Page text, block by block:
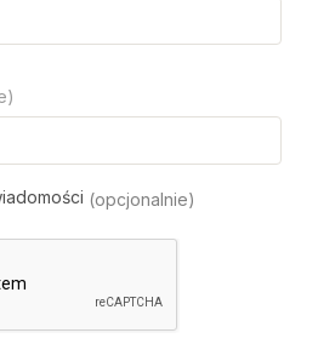
(opcjonalnie)